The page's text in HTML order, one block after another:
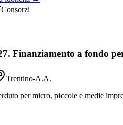
Consorzi
Finanziamento a fondo
Trentino-A.A.
per micro, piccole e medie